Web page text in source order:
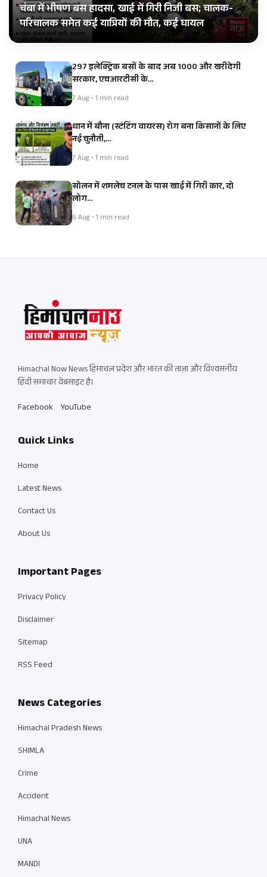
चंबा में भीषण बस हादसा, खाई में गिरी निजी बस; चालक-
परिचालक समेत कई यात्रियों की मौत, कई घायल
297 इलेक्ट्रिक बसों के बाद अब 1000 और खरीदेगी
सरकार, एचआरटीसी के…
7 Aug • 1 min read
धान में बौना (स्टंटिंग वायरस) रोग बना किसानों के लिए
नई चुनौती,…
7 Aug • 1 min read
सोलन में शमलेच टनल के पास खाई में गिरी कार, दो
लोग…
6 Aug • 1 min read
Himachal Now News हिमाचल प्रदेश और भारत की ताज़ा और विश्वसनीय
हिंदी समाचार वेबसाइट है।
Facebook YouTube
Quick Links
Home
Latest News
Contact Us
About Us
Important Pages
Privacy Policy
Disclaimer
Sitemap
RSS Feed
News Categories
Himachal Pradesh News
SHIMLA
Crime
Accident
Himachal News
UNA
MANDI